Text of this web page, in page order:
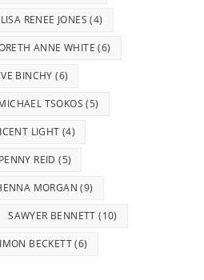
LISA RENEE JONES (4)
ANNE WHITE (6)
BINCHY (6)
TSOKOS (5)
LIGHT (4)
PENNY REID (5)
MORGAN (9)
SAWYER BENNETT (10)
BECKETT(6)